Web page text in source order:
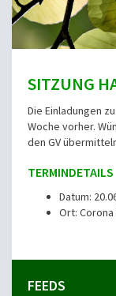
SITZUNG
Die Einladungen
Woche vorher.
den GV
TERMINDETAILS
Datum:
Ort:
FEEDS